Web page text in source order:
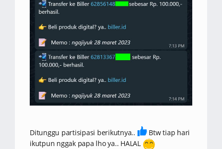
Ditunggu partisipasi berikutnya..
Btw tiap hari
ikutpun nggak papa lho ya.. HALAL